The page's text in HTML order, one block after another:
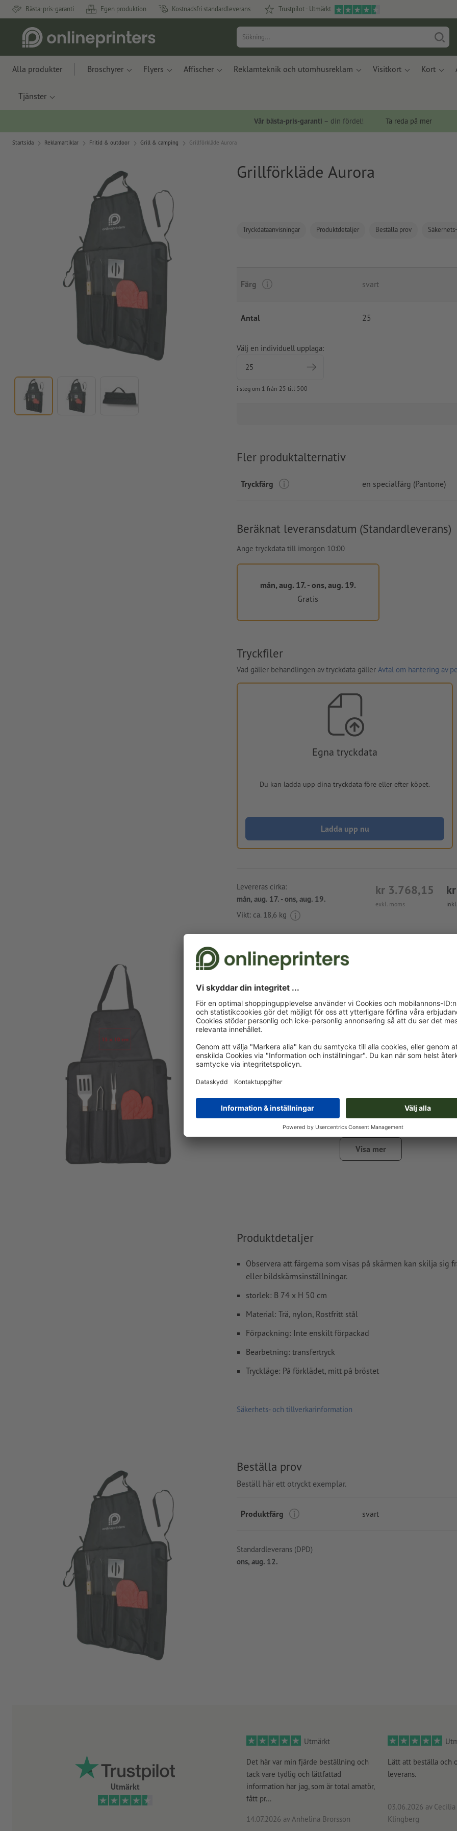
Bästa-pris-garanti Egen produktion Kostnadsfri standardleverans Trustpilot - Utmärkt
Alla produkter Broschyrer Flyers Affischer Reklamteknik och utomhusreklam Visitkort Kort
Tjänster
Vår bästa-pris-garanti – din fördel! Ta reda på mer
Startsida Reklamartiklar Fritid & outdoor Grill & camping Grillförkläde Aurora
Grillförkläde Aurora
Tryckdataanvisningar Produktdetaljer Beställa prov
Färg svart
Antal 25
Välj en individuell upplaga:
i steg om 1 från 25 till 500
Fler produktalternativ
Tryckfärg en specialfärg (Pantone)
Beräknat leveransdatum (Standardleverans)
Ange tryckdata till imorgon 10:00
mån, aug. 17. - ons, aug. 19.
Gratis
Tryckfiler
Vad gäller behandlingen av tryckdata gäller Avtal om hantering av
Egna tryckdata
Du kan ladda upp dina tryckdata före eller efter köpet.
Ladda upp nu
exkl. moms
kr 3.768,15
Levereras cirka:
mån, aug. 17. - ons, aug. 19.
Vikt: ca. 18,6 kg
Tryckdataanvisningar Grillförkläde Aurora
stavfel och sättningsfelkontrolleras inte av oss
Som motivfärger kan en resp. två
Namnge färgrutorna med målfärgen från Pantone
Solid Coated (t.ex. ”Pantone 286 C”).
Inga metallic- eller neonfärger möjliga.
Bärmaterialet kan lysa igenom vid
Den tryckfärdiga PDF-filen får bara innehålla vektorer;
Ytterligare information och tips omvektordata
Visa mer
Produktdetaljer
Observera att färgerna som visas på skärmen kan skilja
eller bildskärmsinställningar.
storlek: B 74 x H 50 cm
Material: Trä, nylon, Rostfritt stål
Förpackning: Inte enskilt förpackad
Bearbetning: transfertryck
Tryckläge: På förklädet, mitt på bröstet
Säkerhets- och tillverkarinformation
Beställa prov
Beställ här ett otryckt exemplar.
Produktfärg svart
Standardleverans (DPD)
ons, aug. 12.
Utmärkt
Utmärkt
Det här var min fjärde beställning och
tack vare tydlig och lättfattad
information har jag, som är total amatör,
fått pr...
14.07.2026 av Anhelina Brorsson
Lätt att beställa och
leverans.
03.06.2026 av
Klingberg